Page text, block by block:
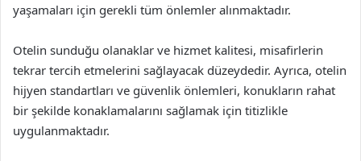
yaşamaları için gerekli tüm önlemler alınmaktadır.
Otelin sunduğu olanaklar ve hizmet kalitesi, misafirlerin
tekrar tercih etmelerini sağlayacak düzeydedir. Ayrıca, otelin
hijyen standartları ve güvenlik önlemleri, konukların rahat
bir şekilde konaklamalarını sağlamak için titizlikle
uygulanmaktadır.